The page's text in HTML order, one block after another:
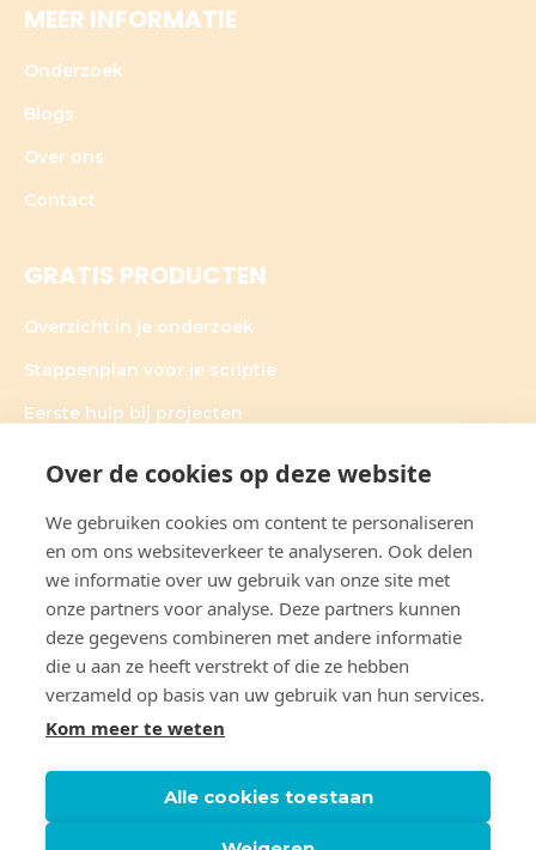
MEER INFORMATIE
Onderzoek
Blogs
Over ons
Contact
GRATIS PRODUCTEN
Overzicht in je onderzoek
Stappenplan voor je scriptie
Eerste hulp bij projecten
OVER CLAUDIA DE GRAAUW
Claudia’s hart ligt bij onderzoek. Haar werkwijze is heel
persoonlijk; ieder onderzoek vraagt tenslotte om
maatwerk. Samen met de klant formuleert ze doelen, die
ze vervolgens ook realiseert. Daarbij is ze volkomen
transparant en deelt ze graag haar kennis en ervaring.
Over de cookies op deze website
We gebruiken cookies om content te personaliseren
en om ons websiteverkeer te analyseren. Ook delen
we informatie over uw gebruik van onze site met
onze partners voor analyse. Deze partners kunnen
deze gegevens combineren met andere informatie
die u aan ze heeft verstrekt of die ze hebben
verzameld op basis van uw gebruik van hun services.
Kom meer te weten
Alle cookies toestaan